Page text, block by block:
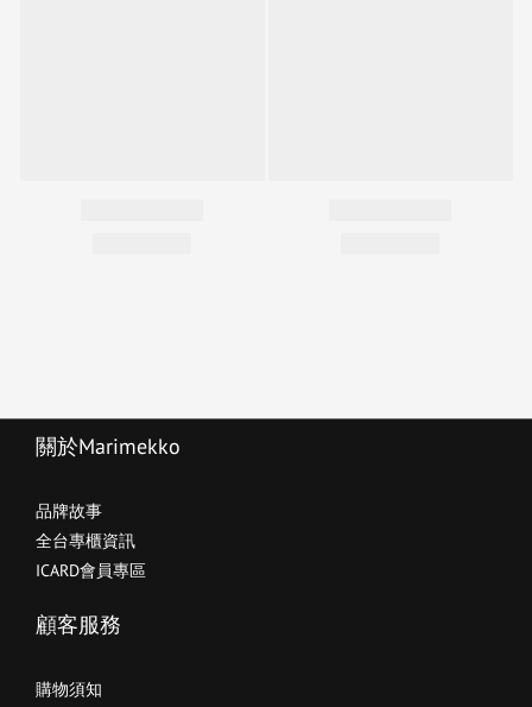
關於Marimekko
品牌故事
全台專櫃資訊
ICARD會員專區
顧客服務
購物須知